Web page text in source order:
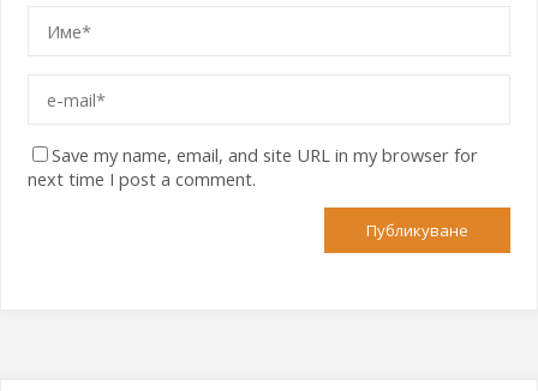
Save my name, email, and site URL in my browser for
next time I post a comment.